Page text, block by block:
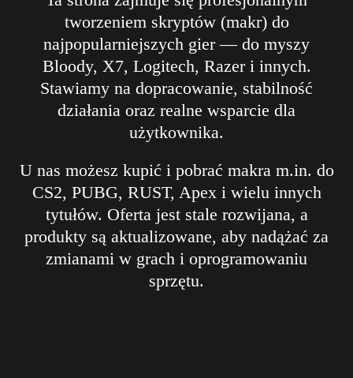
tworzeniem skryptów (makr) do
najpopularniejszych gier — do myszy
Bloody, X7, Logitech, Razer i innych.
Stawiamy na dopracowanie, stabilność
działania oraz realne wsparcie dla
użytkownika.
U nas możesz kupić i pobrać makra m.in. do
CS2, PUBG, RUST, Apex i wielu innych
tytułów. Oferta jest stale rozwijana, a
produkty są aktualizowane, aby nadążać za
zmianami w grach i oprogramowaniu
sprzętu.